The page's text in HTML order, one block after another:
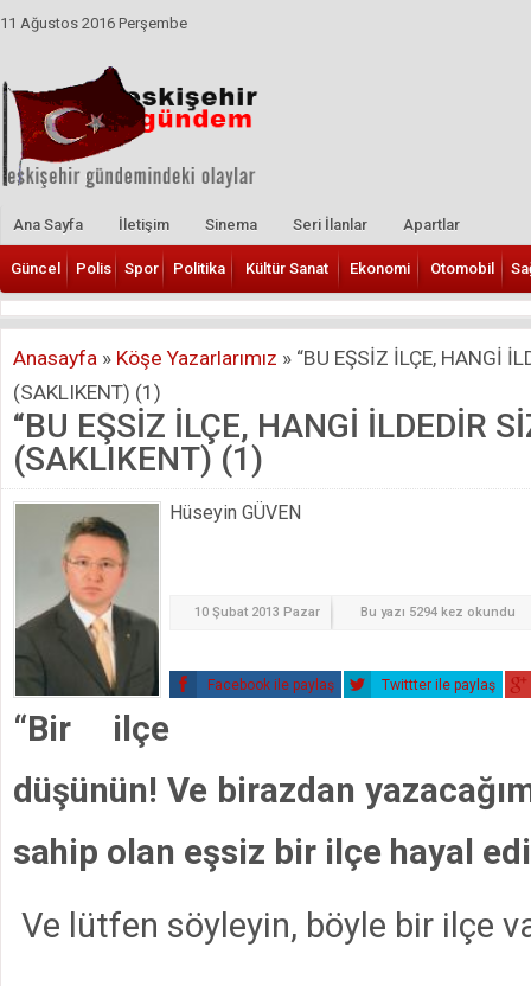
11 Ağustos 2016 Perşembe
Ana Sayfa İletişim Sinema Seri İlanlar Apartlar
Güncel Polis Spor Politika Kültür Sanat Ekonomi Otomobil
Anasayfa » Köşe Yazarlarımız » “BU EŞSİZ İLÇE, HANGİ
(SAKLIKENT) (1)
“BU EŞSİZ İLÇE, HANGİ İLDEDİR
(SAKLIKENT) (1)
Hüseyin GÜVEN
10 Şubat 2013 Pazar Bu yazı 5294 kez okundu
Facebook ile paylaş Twittter ile paylaş
“Bir ilçe
düşünün! Ve birazdan
sahip olan eşsiz bir ilçe hayal
Ve lütfen söyleyin, böyle bir ilçe